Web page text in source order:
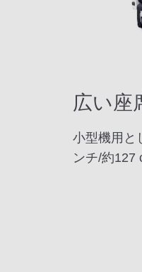
広い座
小型機用と
ンチ/約127